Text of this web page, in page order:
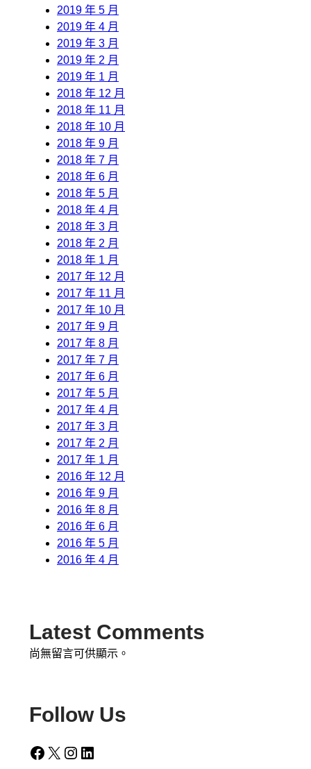
2019 年 5 月
2019 年 4 月
2019 年 3 月
2019 年 2 月
2019 年 1 月
2018 年 12 月
2018 年 11 月
2018 年 10 月
2018 年 9 月
2018 年 7 月
2018 年 6 月
2018 年 5 月
2018 年 4 月
2018 年 3 月
2018 年 2 月
2018 年 1 月
2017 年 12 月
2017 年 11 月
2017 年 10 月
2017 年 9 月
2017 年 8 月
2017 年 7 月
2017 年 6 月
2017 年 5 月
2017 年 4 月
2017 年 3 月
2017 年 2 月
2017 年 1 月
2016 年 12 月
2016 年 9 月
2016 年 8 月
2016 年 6 月
2016 年 5 月
2016 年 4 月
Latest Comments
尚無留言可供顯示。
Follow Us
Facebook X Instagram LinkedIn